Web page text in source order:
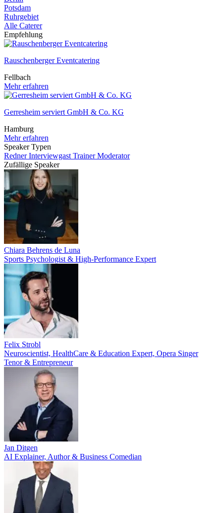
Potsdam
Ruhrgebiet
Alle Caterer
Empfehlung
Rauschenberger Eventcatering
Fellbach
Mehr erfahren
Gerresheim serviert GmbH & Co. KG
Hamburg
Mehr erfahren
Speaker Typen
RednerInterviewgast TrainerModerator
Zufällige Speaker
Chiara Behrens de Luna
Sports Psychologist & High-Performance Expert
Felix Strobl
Neuroscientist, HealthCare & Education Expert, Opera Singer
Tenor & Entrepreneur
Jan Ditgen
AI Explainer, Author & Business Comedian